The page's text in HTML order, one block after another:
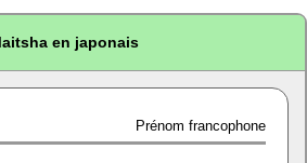
en japonais
Prénom francophone